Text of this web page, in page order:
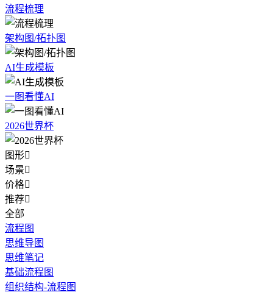
流程梳理
架构图/拓扑图
AI生成模板
一图看懂AI
2026世界杯
图形
场景
价格
推荐
全部
流程图
思维导图
思维笔记
基础流程图
组织结构-流程图